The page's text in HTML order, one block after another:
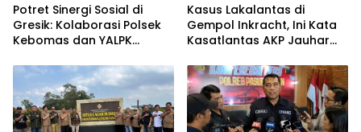
Potret Sinergi Sosial di
Gresik: Kolaborasi Polsek
Kebomas dan YALPK
Ojol dan Warga
Kasus Lakalantas di
Gempol Inkracht, Ini Kata
Kasatlantas AKP Jauhar